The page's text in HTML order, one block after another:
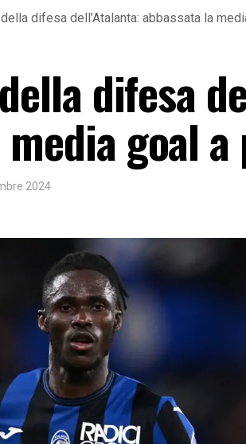
difesa dell’Atalanta: abbassata la
difesa
media goal
2024